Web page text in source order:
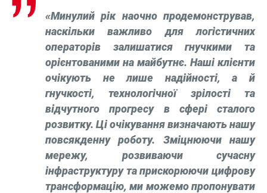
«Минулий рік наочно продемонстрував,
наскільки важливо для логістичних
операторів залишатися гнучкими та
орієнтованими на майбутнє. Наші клієнти
очікують не лише надійності, а й
гнучкості, технологічної зрілості та
відчутного прогресу в сфері сталого
розвитку. Ці очікування визначають нашу
повсякденну роботу. Зміцнюючи нашу
мережу, розвиваючи сучасну
інфраструктуру та прискорюючи цифрову
трансформацію, ми можемо пропонувати